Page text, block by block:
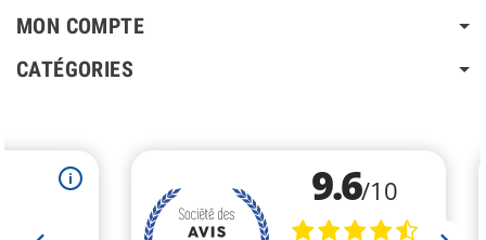
MON COMPTE
CATÉGORIES